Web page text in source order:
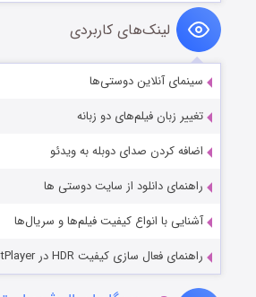
لینک‌های کاربردی
سینمای آنلاین دوستی‌ها
تغییر زبان فیلم‌های دو زبانه
اضافه کردن صدای دوبله به ویدئو
راهنمای دانلود از سایت دوستی ها
آشنایی با انواع کیفیت فیلم‌ها و سریال‌ها
راهنمای فعال سازی کیفیت HDR در PotPlayer